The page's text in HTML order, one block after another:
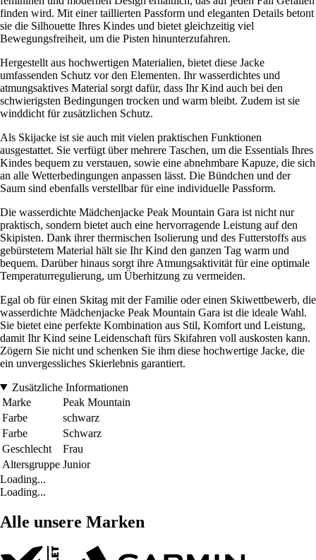
finden wird. Mit einer taillierten Passform und eleganten Details betont
sie die Silhouette Ihres Kindes und bietet gleichzeitig viel
Bewegungsfreiheit, um die Pisten hinunterzufahren.
Hergestellt aus hochwertigen Materialien, bietet diese Jacke
umfassenden Schutz vor den Elementen. Ihr wasserdichtes und
atmungsaktives Material sorgt dafür, dass Ihr Kind auch bei den
schwierigsten Bedingungen trocken und warm bleibt. Zudem ist sie
winddicht für zusätzlichen Schutz.
Als Skijacke ist sie auch mit vielen praktischen Funktionen
ausgestattet. Sie verfügt über mehrere Taschen, um die Essentials Ihres
Kindes bequem zu verstauen, sowie eine abnehmbare Kapuze, die sich
an alle Wetterbedingungen anpassen lässt. Die Bündchen und der
Saum sind ebenfalls verstellbar für eine individuelle Passform.
Die wasserdichte Mädchenjacke Peak Mountain Gara ist nicht nur
praktisch, sondern bietet auch eine hervorragende Leistung auf den
Skipisten. Dank ihrer thermischen Isolierung und des Futterstoffs aus
gebürstetem Material hält sie Ihr Kind den ganzen Tag warm und
bequem. Darüber hinaus sorgt ihre Atmungsaktivität für eine optimale
Temperaturregulierung, um Überhitzung zu vermeiden.
Egal ob für einen Skitag mit der Familie oder einen Skiwettbewerb, die
wasserdichte Mädchenjacke Peak Mountain Gara ist die ideale Wahl.
Sie bietet eine perfekte Kombination aus Stil, Komfort und Leistung,
damit Ihr Kind seine Leidenschaft fürs Skifahren voll auskosten kann.
Zögern Sie nicht und schenken Sie ihm diese hochwertige Jacke, die
ein unvergessliches Skierlebnis garantiert.
Zusätzliche Informationen
Marke
Peak Mountain
Farbe
schwarz
Farbe
Schwarz
Geschlecht
Frau
Altersgruppe Junior
Loading...
Loading...
Alle unsere Marken